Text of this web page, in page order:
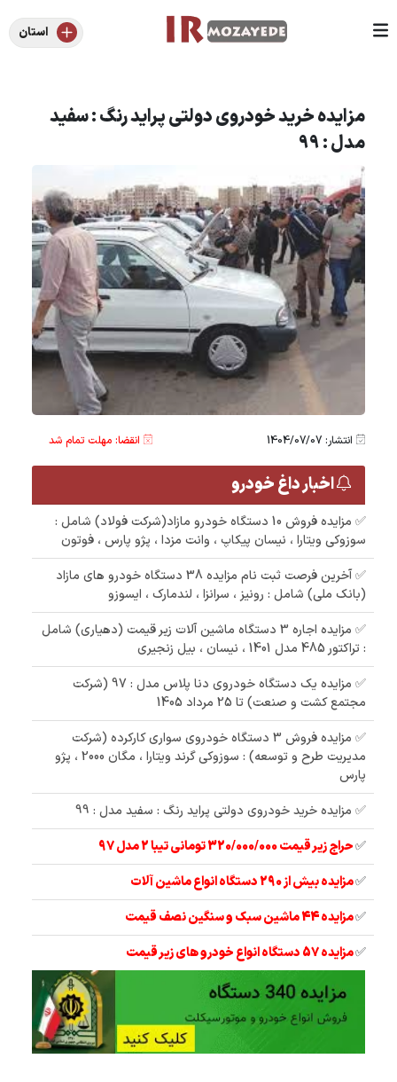
استان
مزایده خرید خودروی دولتی پراید رنگ : سفید
مدل : 99
انتشار: 1404/07/07 انقضا: مهلت تمام شد
اخبار داغ خودرو
✅ مزایده فروش 10 دستگاه خودرو مازاد(شرکت فولاد) شامل :
سوزوکی ویتارا ، نیسان پیکاپ ، وانت مزدا ، پژو پارس ، فوتون
✅ آخرین فرصت ثبت نام مزایده 38 دستگاه خودرو های مازاد
(بانک ملی) شامل : رونیز ، سرانزا ، لندمارک ، ایسوزو
✅ مزایده اجاره 3 دستگاه ماشین آلات زیر قیمت (دهیاری) شامل
: تراکتور 485 مدل 1401 ، نیسان ، بیل زنجیری
✅ مزایده یک دستگاه خودروی دنا پلاس مدل : 97 (شرکت
مجتمع کشت و صنعت) تا 25 مرداد 1405
✅ مزایده فروش 3 دستگاه خودروی سواری کارکرده (شرکت
مدیریت طرح و توسعه) : سوزوکی گرند ویتارا ، مگان 2000 ، پژو
پارس
✅ مزایده خرید خودروی دولتی پراید رنگ : سفید مدل : 99
✅حراج زیر قیمت 320/000/000 تومانی تیبا 2 مدل 97
✅مزایده بیش از 290 دستگاه انواع ماشین آلات
✅مزایده 44 ماشین سبک و سنگین نصف قیمت
✅مزایده 57 دستگاه انواع خودرو های زیر قیمت